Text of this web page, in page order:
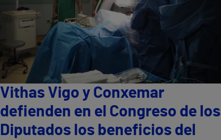
Vithas Vigo y Conxemar
defienden en el Congreso de los
Diputados los beneficios del